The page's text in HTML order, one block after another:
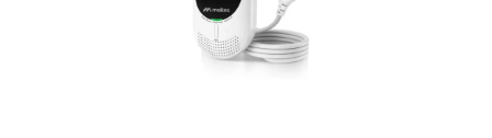
Gaisa mitrinātāji, Difuzori, Aromaterapija